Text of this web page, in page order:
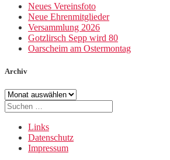
Neues Vereinsfoto
Neue Ehrenmitglieder
Versammlung 2026
Gotzlirsch Sepp wird 80
Oarscheim am Ostermontag
Archiv
Archiv
Suche
nach:
Links
Datenschutz
Impressum